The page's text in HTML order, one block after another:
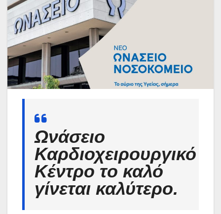
Ωνάσειο
Καρδιοχειρουργικό
Κέντρο το καλό
γίνεται καλύτερο.